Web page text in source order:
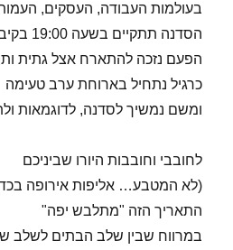
בעולמות העבודה, העסקים,
הסדנה תתקיים בשעה 19:00 בקיבוץ גת.
הפעם נזכה להתארח אצל גתית
כרגיל נתחיל בארוחת ערב טעימה
ומשם נמשיך לסדנה, לדוגמאות
לחובבי וחובבות היורו שביניכם
(לא המטבע… אליפות אירופה
התאריך הזה "מתלבש יפה"
במרווח שבין שלב הבתים לשלב